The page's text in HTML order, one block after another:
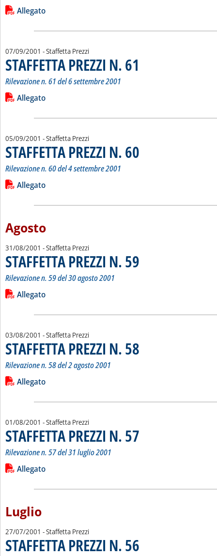
Leggi tutta la notizia: 'STAFFETTA PREZZI N. 62'
Lista allegati PDF alla notizia
Allegato
07/09/2001 - Staffetta Prezzi
STAFFETTA PREZZI N. 61
Rilevazione n. 61 del 6 settembre 2001
Leggi tutta la notizia: 'STAFFETTA PREZZI N. 61'
Lista allegati PDF alla notizia
Allegato
05/09/2001 - Staffetta Prezzi
STAFFETTA PREZZI N. 60
Rilevazione n. 60 del 4 settembre 2001
Leggi tutta la notizia: 'STAFFETTA PREZZI N. 60'
Lista allegati PDF alla notizia
Allegato
Agosto
31/08/2001 - Staffetta Prezzi
STAFFETTA PREZZI N. 59
Rilevazione n. 59 del 30 agosto 2001
Leggi tutta la notizia: 'STAFFETTA PREZZI N. 59'
Lista allegati PDF alla notizia
Allegato
03/08/2001 - Staffetta Prezzi
STAFFETTA PREZZI N. 58
Rilevazione n. 58 del 2 agosto 2001
Leggi tutta la notizia: 'STAFFETTA PREZZI N. 58'
Lista allegati PDF alla notizia
Allegato
01/08/2001 - Staffetta Prezzi
STAFFETTA PREZZI N. 57
Rilevazione n. 57 del 31 luglio 2001
Leggi tutta la notizia: 'STAFFETTA PREZZI N. 57'
Lista allegati PDF alla notizia
Allegato
Luglio
27/07/2001 - Staffetta Prezzi
STAFFETTA PREZZI N. 56